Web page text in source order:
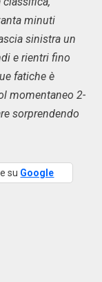
minuti
sinistra un
e rientri fino
fatiche è
momentaneo 2-
sorprendendo
su Google